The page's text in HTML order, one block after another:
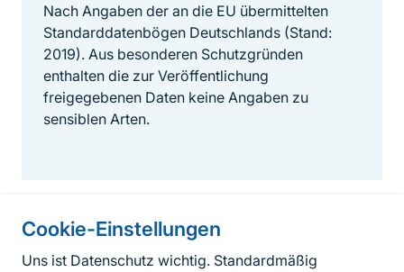
Cookie-Einstellungen
Uns ist Datenschutz wichtig. Standardmäßig
Nach Angaben der an die EU übermittelten
Standarddatenbögen Deutschlands (Stand:
2019). Aus besonderen Schutzgründen
enthalten die zur Veröffentlichung
freigegebenen Daten keine Angaben zu
sensiblen Arten.
Informationen zur Seite